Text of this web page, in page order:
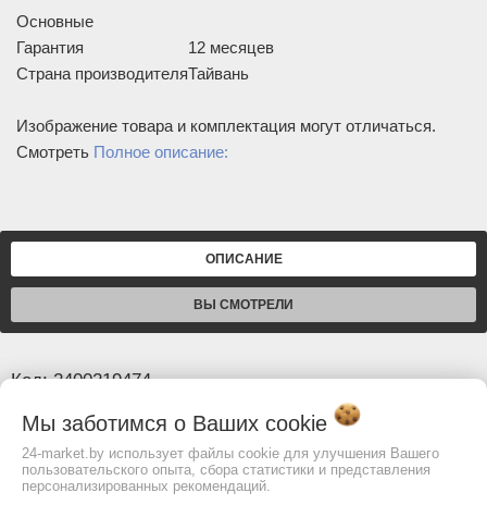
Основные
Гарантия
12 месяцев
Страна производителяТайвань
Изображение товара и комплектация могут отличаться.
Смотреть Полное описание:
ОПИСАНИЕ
ВЫ СМОТРЕЛИ
Код: 2400219474
Гарантия
12 месяцев
Мы заботимся о Ваших cookie
24-market.by использует файлы cookie для улучшения Вашего
пользовательского опыта, сбора статистики и представления
персонализированных рекомендаций.